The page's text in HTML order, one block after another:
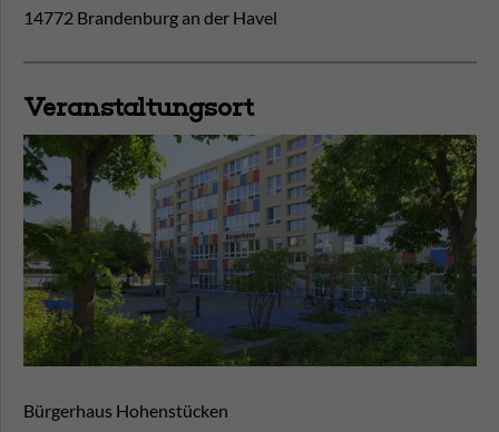
14772 Brandenburg an der Havel
Veranstaltungsort
Bürgerhaus Hohenstücken